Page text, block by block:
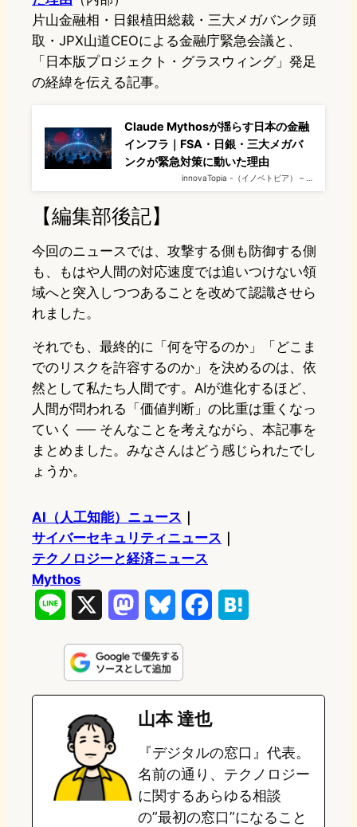
片山金融相・日銀植田総裁・三大メガバンク頭
取・JPX山道CEOによる金融庁緊急会議と、
「日本版プロジェクト・グラスウィング」発足
の経緯を伝える記事。
Claude Mythosが揺らす日本の金融
インフラ｜FSA・日銀・三大メガバ
ンクが緊急対策に動いた理由
innovaTopia -（イノベトピア） – …
【編集部後記】
今回のニュースでは、攻撃する側も防御する側
も、もはや人間の対応速度では追いつけない領
域へと突入しつつあることを改めて認識させら
れました。
それでも、最終的に「何を守るのか」「どこま
でのリスクを許容するのか」を決めるのは、依
然として私たち人間です。AIが進化するほど、
人間が問われる「価値判断」の比重は重くなっ
ていく ── そんなことを考えながら、本記事を
まとめました。みなさんはどう感じられたでし
ょうか。
AI（人工知能）ニュース
サイバーセキュリティニュース
テクノロジーと経済ニュース
Mythos
n
e
s
t
o
o
n
u
e
s
k
e
b
o
o
k
e
a
山本 達也
『デジタルの窓口』代表。
名前の通り、テクノロジー
に関するあらゆる相談
の”最初の窓口”になること